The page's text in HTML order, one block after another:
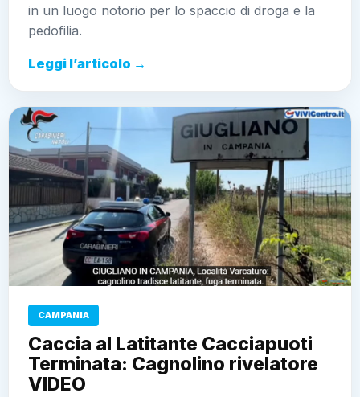
in un luogo notorio per lo spaccio di droga e la
pedofilia.
Leggi l’articolo →
CAMPANIA
Caccia al Latitante Cacciapuoti
Terminata: Cagnolino rivelatore
VIDEO